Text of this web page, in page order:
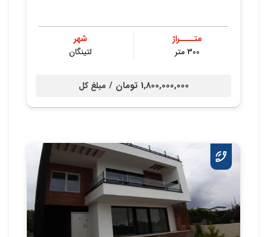
متــــراژ
300 متر
شهر
لتینگان
1,800,000,000 تومان / مبلغ کل